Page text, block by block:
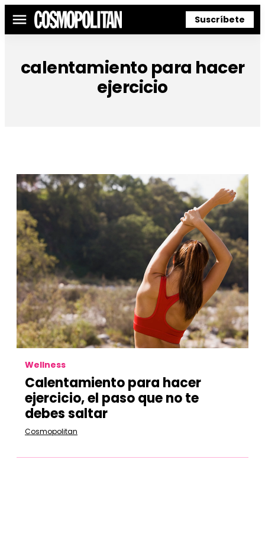
Menú Suscríbete
calentamiento para hacer
ejercicio
Wellness
Calentamiento para hacer
ejercicio, el paso que no te
debes saltar
Cosmopolitan